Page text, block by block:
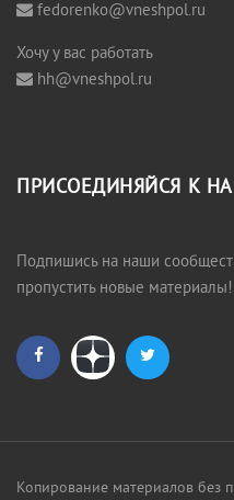
fedorenko@vneshpol.ru
Хочу у вас работать
hh@vneshpol.ru
ПРИСОЕДИНЯЙСЯ К
Подпишись на наши
пропустить новые материалы!
Копирование материалов без